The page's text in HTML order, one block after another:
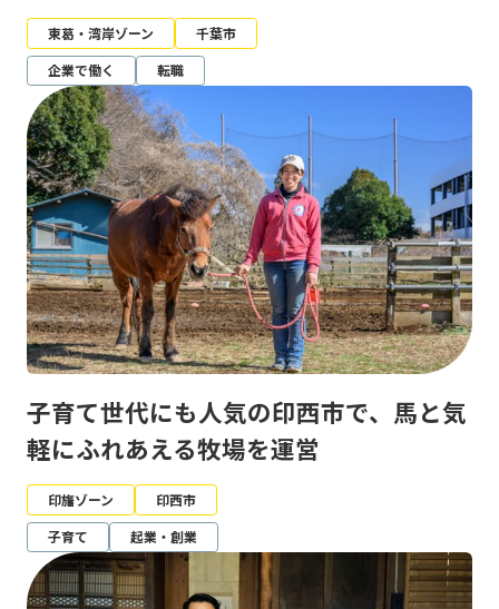
東葛・湾岸ゾーン
千葉市
企業で働く
転職
子育て世代にも人気の印西市で、馬と気
軽にふれあえる牧場を運営
印旛ゾーン
印西市
子育て
起業・創業